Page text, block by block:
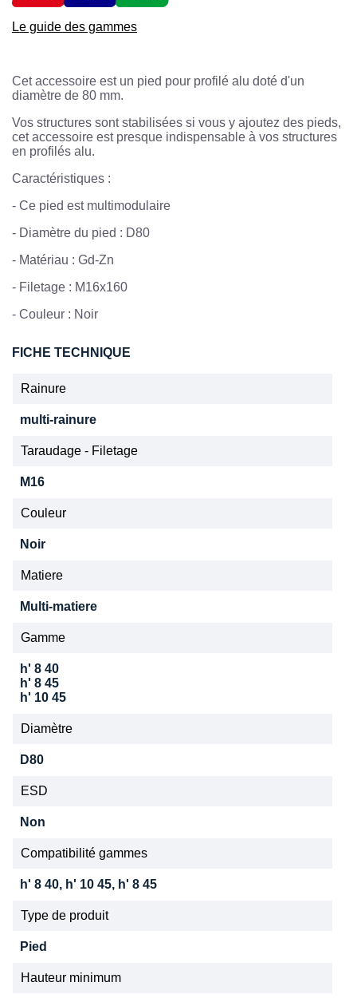
Le guide des gammes
Cet accessoire est un pied pour profilé alu doté d'un
diamètre de 80 mm.
Vos structures sont stabilisées si vous y ajoutez des pieds,
cet accessoire est presque indispensable à vos structures
en profilés alu.
Caractéristiques :
- Ce pied est multimodulaire
- Diamètre du pied : D80
- Matériau : Gd-Zn
- Filetage : M16x160
- Couleur : Noir
FICHE TECHNIQUE
Rainure
multi-rainure
Taraudage - Filetage
M16
Couleur
Noir
Matiere
Multi-matiere
Gamme
h' 8 40
h' 8 45
h' 10 45
Diamètre
D80
ESD
Non
Compatibilité gammes
h' 8 40, h' 10 45, h' 8 45
Type de produit
Pied
Hauteur minimum